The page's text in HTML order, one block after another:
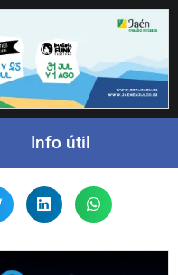
Info útil